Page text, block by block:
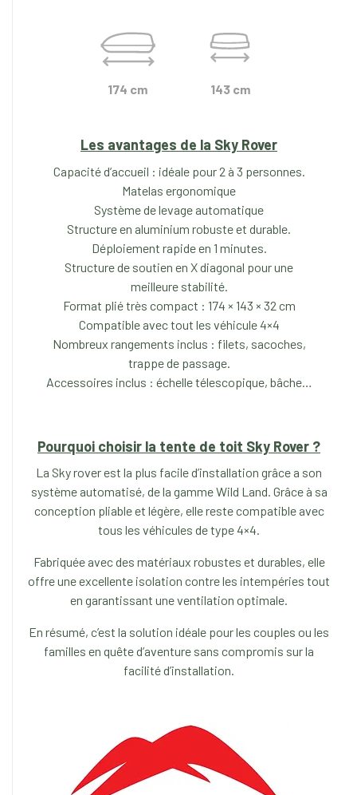
174 cm 143 cm
Les avantages de la Sky Rover
Capacité d’accueil : idéale pour 2 à 3 personnes.
Matelas ergonomique
Système de levage automatique
Structure en aluminium robuste et durable.
Déploiement rapide en 1 minutes.
Structure de soutien en X diagonal pour une
meilleure stabilité.
Format plié très compact : 174 × 143 × 32 cm
Compatible avec tout les véhicule 4×4
Nombreux rangements inclus : filets, sacoches,
trappe de passage.
Accessoires inclus : échelle télescopique, bâche…
Pourquoi choisir la tente de toit Sky Rover ?
La Sky rover est la plus facile d’installation grâce a son
système automatisé, de la gamme Wild Land. Grâce à sa
conception pliable et légère, elle reste compatible avec
tous les véhicules de type 4×4.
Fabriquée avec des matériaux robustes et durables, elle
offre une excellente isolation contre les intempéries tout
en garantissant une ventilation optimale.
En résumé, c’est la solution idéale pour les couples ou les
familles en quête d’aventure sans compromis sur la
facilité d’installation.